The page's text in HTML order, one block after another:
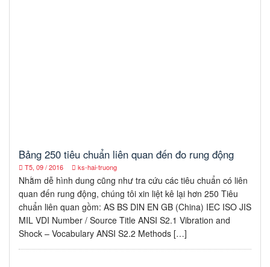
Bảng 250 tiêu chuẩn liên quan đến đo rung động
T5, 09 / 2016 ks-hai-truong
Nhằm dễ hình dung cũng như tra cứu các tiêu chuẩn có liên
quan đến rung động, chúng tôi xin liệt kê lại hơn 250 Tiêu
chuẩn liên quan gồm: AS BS DIN EN GB (China) IEC ISO JIS
MIL VDI Number / Source Title ANSI S2.1 Vibration and
Shock – Vocabulary ANSI S2.2 Methods […]